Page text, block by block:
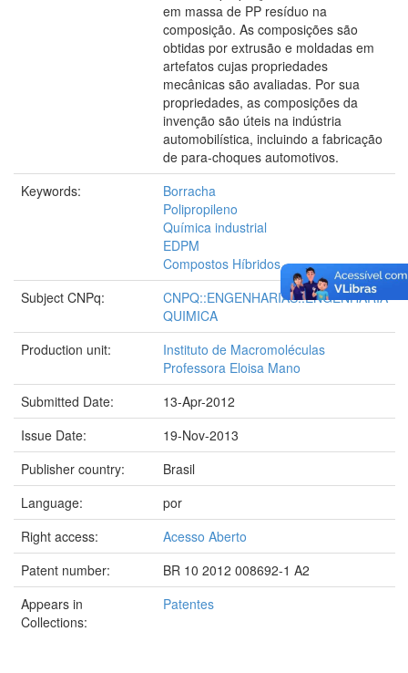
em massa de PP resíduo na
composição. As composições são
obtidas por extrusão e moldadas em
artefatos cujas propriedades
mecânicas são avaliadas. Por sua
propriedades, as composições da
invenção são úteis na indústria
automobilística, incluindo a fabricação
de para-choques automotivos.
Keywords:
Borracha
Polipropileno
Química industrial
EDPM
Compostos Híbridos
Subject CNPq:
CNPQ::ENGENHARIAS::ENGENHARIA
QUIMICA
Production unit:
Instituto de Macromoléculas
Professora Eloisa Mano
Submitted Date:
13-Apr-2012
Issue Date:
19-Nov-2013
Publisher country:
Brasil
Language:
por
Right access:
Acesso Aberto
Patent number:
BR 10 2012 008692-1 A2
Appears in
Collections:
Patentes